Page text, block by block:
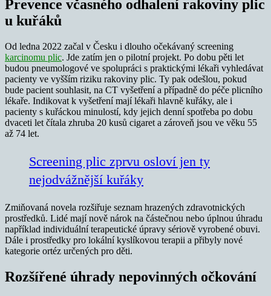
Prevence včasného odhalení rakoviny plic
u kuřáků
Od ledna 2022 začal v Česku i dlouho očekávaný screening
karcinomu plic. Jde zatím jen o pilotní projekt. Po dobu pěti let
budou pneumologové ve spolupráci s praktickými lékaři vyhledávat
pacienty ve vyšším riziku rakoviny plic. Ty pak odešlou, pokud
bude pacient souhlasit, na CT vyšetření a případně do péče plicního
lékaře. Indikovat k vyšetření mají lékaři hlavně kuřáky, ale i
pacienty s kuřáckou minulostí, kdy jejich denní spotřeba po dobu
dvaceti let čítala zhruba 20 kusů cigaret a zároveň jsou ve věku 55
až 74 let.
Screening plic zprvu osloví jen ty
nejodvážnější kuřáky
Zmiňovaná novela rozšiřuje seznam hrazených zdravotnických
prostředků. Lidé mají nově nárok na částečnou nebo úplnou úhradu
například individuální terapeutické úpravy sériově vyrobené obuvi.
Dále i prostředky pro lokální kyslíkovou terapii a přibyly nové
kategorie ortéz určených pro děti.
Rozšířené úhrady nepovinných očkování